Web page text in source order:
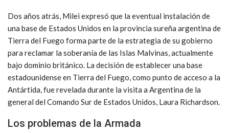
Dos años atrás, Milei expresó que la eventual instalación de
una base de Estados Unidos en la provincia sureña argentina de
Tierra del Fuego forma parte de la estrategia de su gobierno
para reclamar la soberanía de las Islas Malvinas, actualmente
bajo dominio británico. La decisión de establecer una base
estadounidense en Tierra del Fuego, como punto de acceso a la
Antártida, fue revelada durante la visita a Argentina de la
general del Comando Sur de Estados Unidos, Laura Richardson.
Los problemas de la Armada